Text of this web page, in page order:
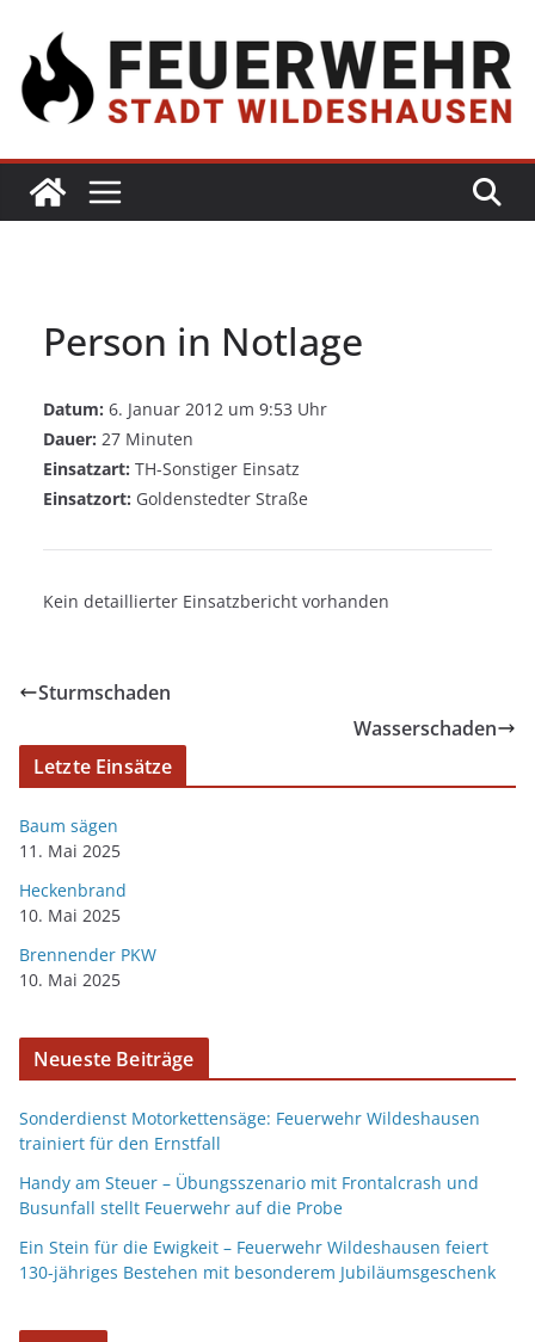
Person in Notlage
Datum: 6. Januar 2012 um 9:53 Uhr
Dauer: 27 Minuten
Einsatzart: TH-Sonstiger Einsatz
Einsatzort: Goldenstedter Straße
Kein detaillierter Einsatzbericht vorhanden
Sturmschaden
Wasserschaden
Letzte Einsätze
Baum sägen
11. Mai 2025
Heckenbrand
10. Mai 2025
Brennender PKW
10. Mai 2025
Neueste Beiträge
Sonderdienst Motorkettensäge: Feuerwehr Wildeshausen
trainiert für den Ernstfall
Handy am Steuer – Übungsszenario mit Frontalcrash und
Busunfall stellt Feuerwehr auf die Probe
Ein Stein für die Ewigkeit – Feuerwehr Wildeshausen feiert
130-jähriges Bestehen mit besonderem Jubiläumsgeschenk